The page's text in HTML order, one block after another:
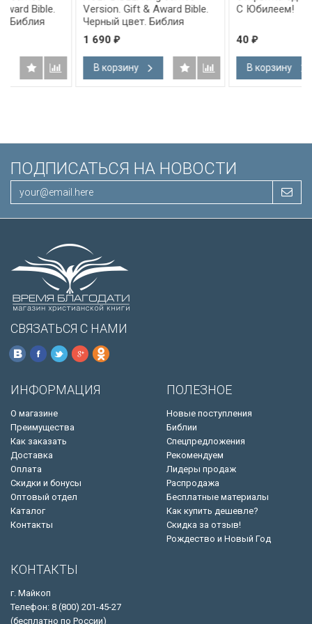
Version. Gift & Award Bible.
Черный цвет. Библия
Короля Иакова на
английском языке.
Словарь, карты, закладка,
подарочная вкладка, слова
Иисуса выделены красным
В корзину
С Юбилеем!
В корзину
ПОДПИСАТЬСЯ НА НОВОСТИ
СВЯЗАТЬСЯ С НАМИ
ИНФОРМАЦИЯ
О магазине
Преимущества
Как заказать
Доставка
Оплата
Скидки и бонусы
Оптовый отдел
Каталог
Контакты
ПОЛЕЗНОЕ
Новые поступления
Библии
Спецпредложения
Рекомендуем
Лидеры продаж
Распродажа
Бесплатные материалы
Как купить дешевле?
Скидка за отзыв!
Рождество и Новый Год
КОНТАКТЫ
г. Майкоп
Телефон: 8 (800) 201-45-27
(бесплатно по России)